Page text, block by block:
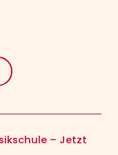
– Jetzt